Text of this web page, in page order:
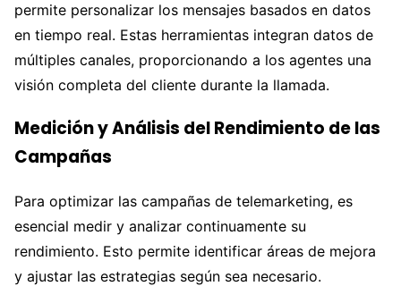
permite personalizar los mensajes basados en datos
en tiempo real. Estas herramientas integran datos de
múltiples canales, proporcionando a los agentes una
visión completa del cliente durante la llamada.
Medición y Análisis del Rendimiento de las
Campañas
Para optimizar las campañas de telemarketing, es
esencial medir y analizar continuamente su
rendimiento. Esto permite identificar áreas de mejora
y ajustar las estrategias según sea necesario.